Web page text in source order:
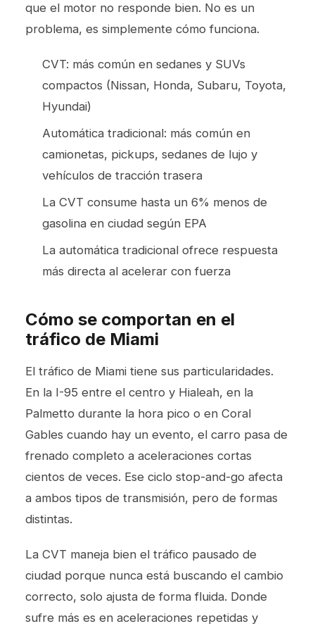
que el motor no responde bien. No es un
problema, es simplemente cómo funciona.
CVT: más común en sedanes y SUVs
compactos (Nissan, Honda, Subaru, Toyota,
Hyundai)
Automática tradicional: más común en
camionetas, pickups, sedanes de lujo y
vehículos de tracción trasera
La CVT consume hasta un 6% menos de
gasolina en ciudad según EPA
La automática tradicional ofrece respuesta
más directa al acelerar con fuerza
Cómo se comportan en el
tráfico de Miami
El tráfico de Miami tiene sus particularidades.
En la I-95 entre el centro y Hialeah, en la
Palmetto durante la hora pico o en Coral
Gables cuando hay un evento, el carro pasa de
frenado completo a aceleraciones cortas
cientos de veces. Ese ciclo stop-and-go afecta
a ambos tipos de transmisión, pero de formas
distintas.
La CVT maneja bien el tráfico pausado de
ciudad porque nunca está buscando el cambio
correcto, solo ajusta de forma fluida. Donde
sufre más es en aceleraciones repetidas y